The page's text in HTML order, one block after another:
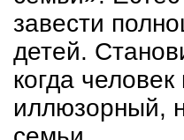
завести
детей.
когда
иллюзорный,